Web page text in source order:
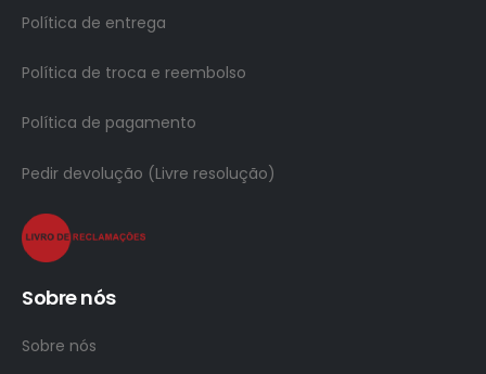
Política de entrega
Política de troca e reembolso
Política de pagamento
Pedir devolução (Livre resolução)
Sobre nós
Sobre nós